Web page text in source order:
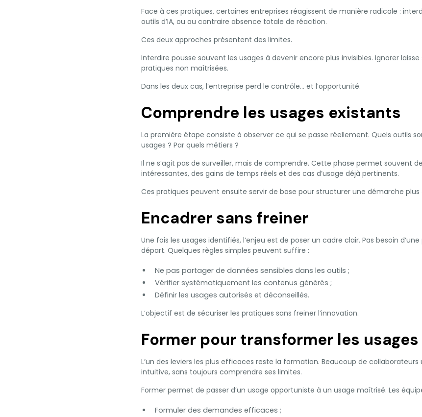
Face à ces pratiques, certaines entreprises réagissent de manière radicale :
outils d’IA, ou au contraire absence totale de réaction.
Ces deux approches présentent des limites.
Interdire pousse souvent les usages à devenir encore plus invisibles. Ignorer
pratiques non maîtrisées.
Dans les deux cas, l’entreprise perd le contrôle… et l’opportunité.
Comprendre les usages existants
La première étape consiste à observer ce qui se passe réellement. Quels outils
usages ? Par quels métiers ?
Il ne s’agit pas de surveiller, mais de comprendre. Cette phase permet souvent
intéressantes, des gains de temps réels et des cas d’usage déjà pertinents.
Ces pratiques peuvent ensuite servir de base pour structurer une démarche plus
Encadrer sans freiner
Une fois les usages identifiés, l’enjeu est de poser un cadre clair. Pas besoin
départ. Quelques règles simples peuvent suffire :
Ne pas partager de données sensibles dans les outils ;
Vérifier systématiquement les contenus générés ;
Définir les usages autorisés et déconseillés.
L’objectif est de sécuriser les pratiques sans freiner l’innovation.
Former pour transformer les usages
L’un des leviers les plus efficaces reste la formation. Beaucoup de collaborateurs
intuitive, sans toujours comprendre ses limites.
Former permet de passer d’un usage opportuniste à un usage maîtrisé. Les
Formuler des demandes efficaces ;